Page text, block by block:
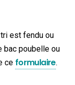
est fendu ou
bac poubelle ou
ce formulaire.